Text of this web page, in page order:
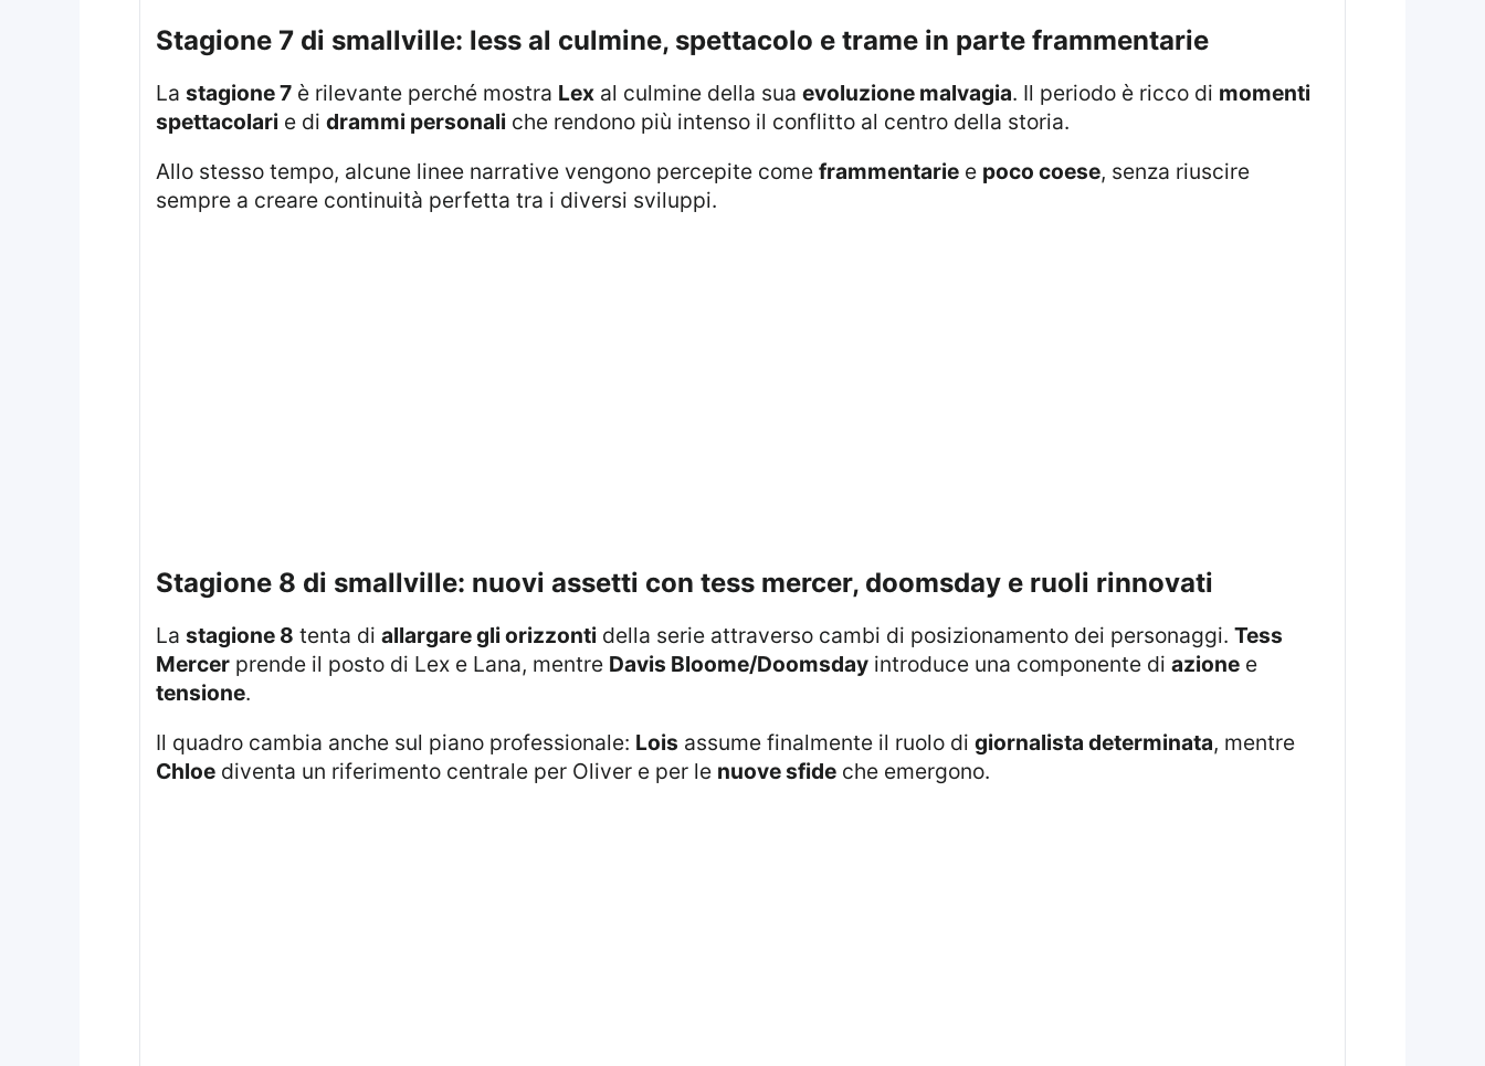
stagione 7 di smallville: less al culmine, spettacolo e trame in parte frammentarie
La stagione 7è rilevante perché mostra Lexal culmine della sua evoluzione malvagia. Il periodo è ricco di momenti
spettacolari e di drammi personali che rendono più intenso il conflitto al centro della storia.
Allo stesso tempo, alcune linee narrative vengono percepite come frammentariee poco coese, senza riuscire
sempre a creare continuità perfetta tra i diversi sviluppi.
stagione 8 di smallville: nuovi assetti con tess mercer, doomsday e ruoli rinnovati
La stagione 8 tenta di allargare gli orizzonti della serie attraverso cambi di posizionamento dei personaggi. Tess
Mercerprende il posto di Lex e Lana, mentre Davis Bloome/Doomsdayintroduce una componente di azionee
tensione.
Il quadro cambia anche sul piano professionale: Lois assume finalmente il ruolo di giornalista determinata, mentre
Chloediventa un riferimento centrale per Oliver e per le nuove sfideche emergono.